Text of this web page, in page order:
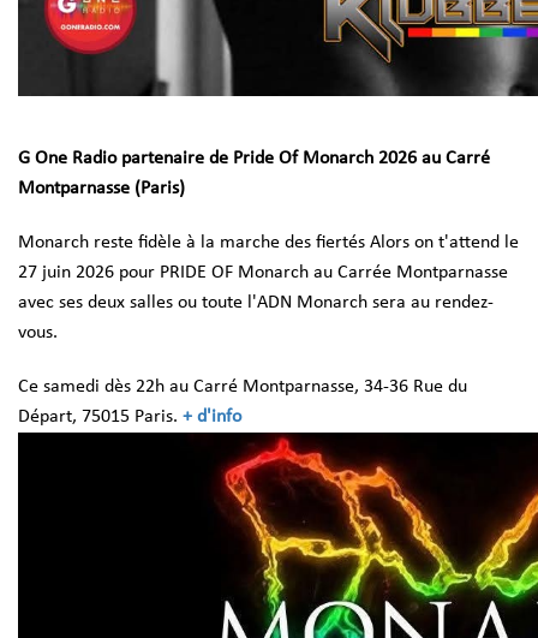
G One Radio partenaire de Pride Of Monarch 2026 au Carré
Montparnasse (Paris)
Monarch reste fidèle à la marche des fiertés Alors on t'attend le
27 juin 2026 pour PRIDE OF Monarch au Carrée Montparnasse
avec ses deux salles ou toute l'ADN Monarch sera au rendez-
vous.
Ce samedi dès 22h au Carré Montparnasse, 34-36 Rue du
Départ, 75015 Paris. + d'info